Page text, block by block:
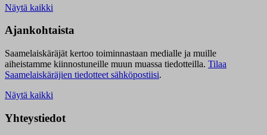
Näytä kaikki
Ajankohtaista
Saamelaiskäräjät kertoo toiminnastaan medialle ja muille
aiheistamme kiinnostuneille muun muassa tiedotteilla. Tilaa
Saamelaiskäräjien tiedotteet sähköpostiisi.
Näytä kaikki
Yhteystiedot